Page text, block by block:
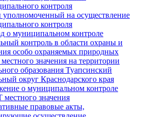
контроля
уполномоченный на осуществление
контроля
о муниципальном контроле
контроль в области охраны и
особо охраняемых природных
значения на территории
образования Туапсинский
округ Краснодарского края
о муниципальном контроле
значения
правовые акты,